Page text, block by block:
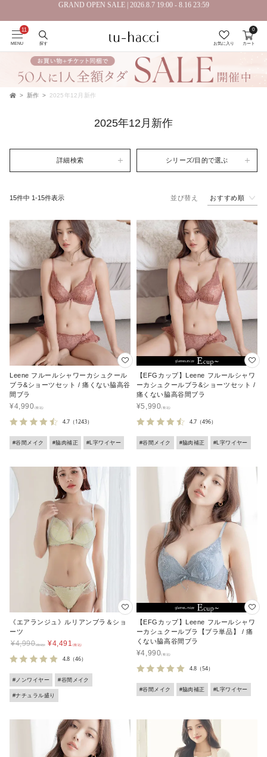
GRAND OPEN SALE | 2026.8.7 19:00 - 8.16 23:59
会員登録で今すぐ使えるポイントプレゼント！
MENU 探す お気に入り カート
0
新作 2025年12月新作
2025年12月新作
詳細検索 シリーズ/目的で選ぶ
並び替え おすすめ順
15件中 1-15件表示
Leene フルールシャワーカシュクール
ブラ&ショーツセット / 痛くない脇高谷
間ブラ
¥4,990
4.7 （1243）
#谷間メイク #脇肉補正 #L字ワイヤー
【EFGカップ】Leene フルールシャワ
ーカシュクールブラ&ショーツセット /
痛くない脇高谷間ブラ
¥5,990
4.7（496）
#谷間メイク #脇肉補正 #L字ワイヤー
《エアランジュ》ルリアンブラ＆ショ
ーツ
¥4,990 ¥4,491
4.8 （46）
#ノンワイヤー #谷間メイク
#ナチュラル盛り
【EFGカップ】Leene フルールシャワ
ーカシュクールブラ【ブラ単品】 / 痛
くない脇高谷間ブラ
¥4,990
4.8（54）
#谷間メイク #脇肉補正 #L字ワイヤー